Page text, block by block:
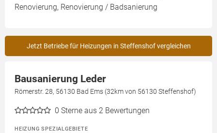
Renovierung, Renovierung / Badsanierung
Jetzt Betriebe für Heizungen in Steffenshof vergleichen
Bausanierung Leder
Römerstr. 28, 56130 Bad Ems (32km von 56130 Steffenshof)
0 Sterne aus 2 Bewertungen
HEIZUNG SPEZIALGEBIETE